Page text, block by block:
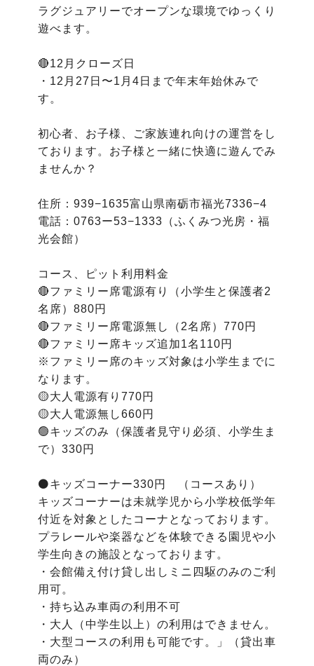
ラグジュアリーでオープンな環境でゆっくり
遊べます。
🔴12月クローズ日
・12月27日〜1月4日まで年末年始休みで
す。
初心者、お子様、ご家族連れ向けの運営をし
ております。お子様と一緒に快適に遊んでみ
ませんか？
住所：939−1635富山県南砺市福光7336−4
電話：0763ー53−1333（ふくみつ光房・福
光会館）
コース、ピット利用料金
🔴ファミリー席電源有り（小学生と保護者2
名席）880円
🔴ファミリー席電源無し（2名席）770円
🔴ファミリー席キッズ追加1名110円
※ファミリー席のキッズ対象は小学生までに
なります。
🟡大人電源有り770円
🟡大人電源無し660円
🟢キッズのみ（保護者見守り必須、小学生ま
で）330円
⚫️キッズコーナー330円　（コースあり）
キッズコーナーは未就学児から小学校低学年
付近を対象としたコーナとなっております。
プラレールや楽器などを体験できる園児や小
学生向きの施設となっております。
・会館備え付け貸し出しミニ四駆のみのご利
用可。
・持ち込み車両の利用不可
・大人（中学生以上）の利用はできません。
・大型コースの利用も可能です。」（貸出車
両のみ）